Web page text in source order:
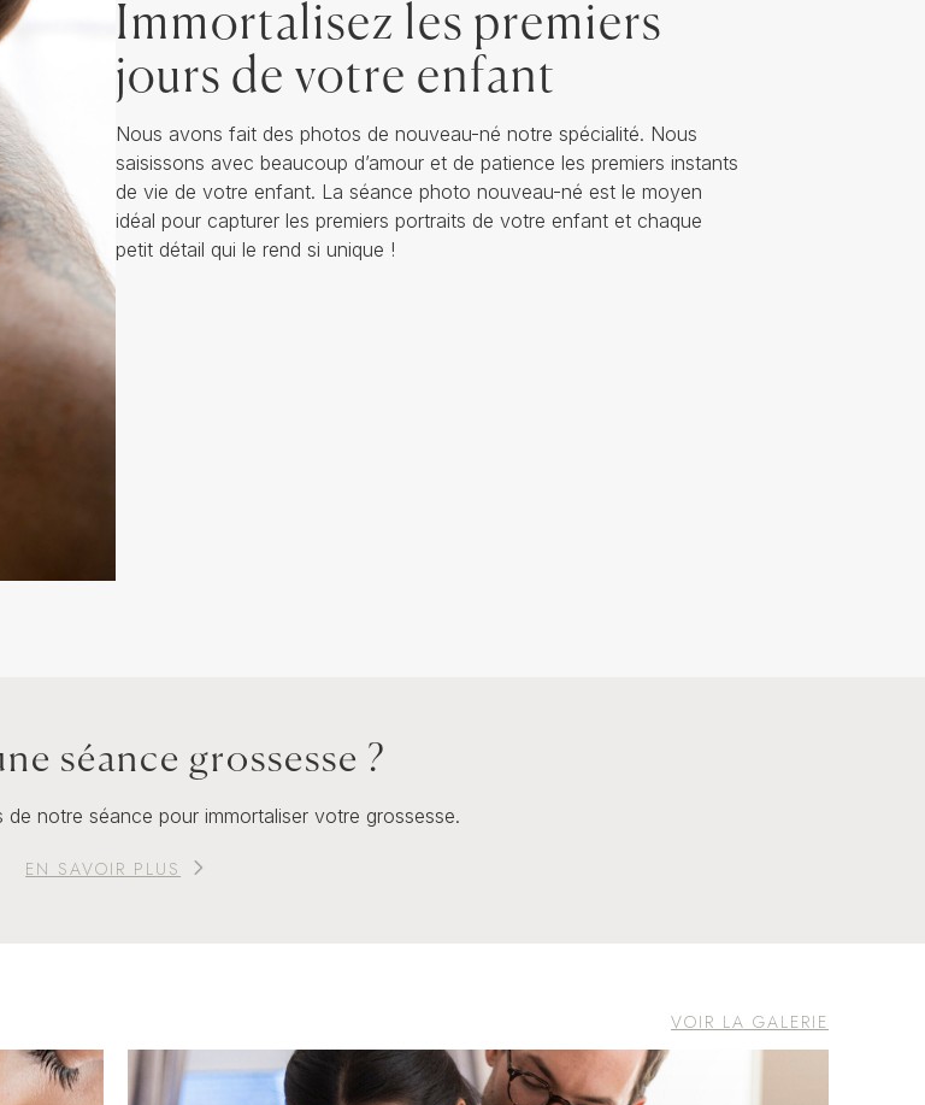
Immortalisez les premiers
jours de votre enfant
Nous avons fait des photos de nouveau-né notre spécialité. Nous
saisissons avec beaucoup d’amour et de patience les premiers instants
de vie de votre enfant. La séance photo nouveau-né est le moyen
idéal pour capturer les premiers portraits de votre enfant et chaque
petit détail qui le rend si unique !
séance grossesse ?
notre séance pour immortaliser votre grossesse.
EN SAVOIR PLUS
VOIR LA GALERIE